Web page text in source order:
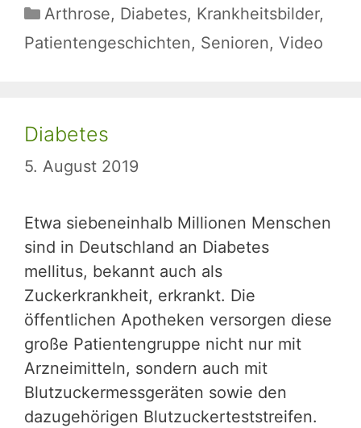
Kategorien
Arthrose, Diabetes, Krankheitsbilder,
Patientengeschichten, Senioren, Video
Diabetes
5. August 2019
Etwa siebeneinhalb Millionen Menschen
sind in Deutschland an Diabetes
mellitus, bekannt auch als
Zuckerkrankheit, erkrankt. Die
öffentlichen Apotheken versorgen diese
große Patientengruppe nicht nur mit
Arzneimitteln, sondern auch mit
Blutzuckermessgeräten sowie den
dazugehörigen Blutzuckerteststreifen.